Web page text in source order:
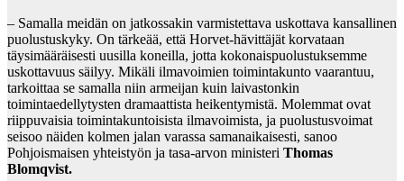
– Samalla meidän on jatkossakin varmistettava uskottava kansallinen
puolustuskyky. On tärkeää, että Horvet-hävittäjät korvataan
täysimääräisesti uusilla koneilla, jotta kokonaispuolustuksemme
uskottavuus säilyy. Mikäli ilmavoimien toimintakunto vaarantuu,
tarkoittaa se samalla niin armeijan kuin laivastonkin
toimintaedellytysten dramaattista heikentymistä. Molemmat ovat
riippuvaisia toimintakuntoisista ilmavoimista, ja puolustusvoimat
seisoo näiden kolmen jalan varassa samanaikaisesti, sanoo
Pohjoismaisen yhteistyön ja tasa-arvon ministeri Thomas
Blomqvist.